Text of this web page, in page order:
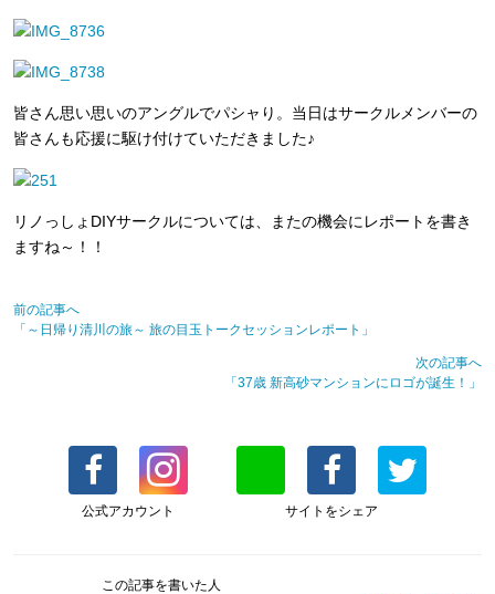
皆さん思い思いのアングルでパシャり。当日はサークルメンバーの
皆さんも応援に駆け付けていただきました♪
リノっしょDIYサークルについては、またの機会にレポートを書き
ますね～！！
前の記事へ
「～日帰り清川の旅～ 旅の目玉トークセッションレポート」
次の記事へ
「37歳 新高砂マンションにロゴが誕生！」
公式アカウント サイトをシェア
この記事を書いた人